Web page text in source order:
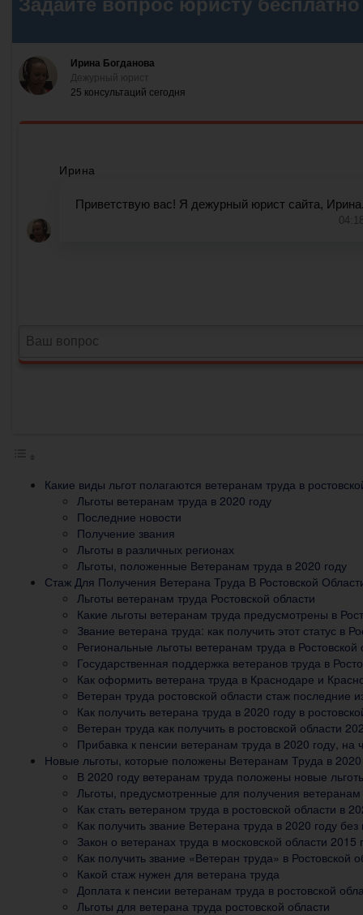
Какие виды льгот полагаются ветеранам труда в
Льготы ветеранам труда в 2020 году
Последние новости
Получение звания
Льготы в различных регионах
Льготы, положенные Ветеранам труда в 2020 году
Стаж Для Получения Ветерана Труда В Ростовской
Льготы ветеранам труда Ростовской области
Какие льготы ветеранам труда предусмотрены в
Звание ветерана труда: как получить этот статус в
Региональные льготы ветеранам труда в Ростовской
Государственная поддержка ветеранов труда в
Как оформить ветерана труда в Краснодаре и
Ветеран труда ростовской области стаж последние
Как получить ветерана труда в 2020 году в
Ветеран труда как получить в ростовской области
Прибавка к пенсии ветеранам труда в 2020 году, на
Новые льготы, которые положены Ветеранам Труда в 2020
В 2020 году ветеранам труда положены новые
Льготы, предусмотренные для получения ветеранам
Как стать ветераном труда в ростовской области в
Как получить звание Ветерана труда в 2020 году
Закон о ветеранах труда в московской области 2015
Как получить звание «Ветеран труда» в Ростовской
Какой стаж нужен для ветерана труда
Доплата к пенсии ветеранам труда в ростовской
Льготы для ветерана труда ростовской области